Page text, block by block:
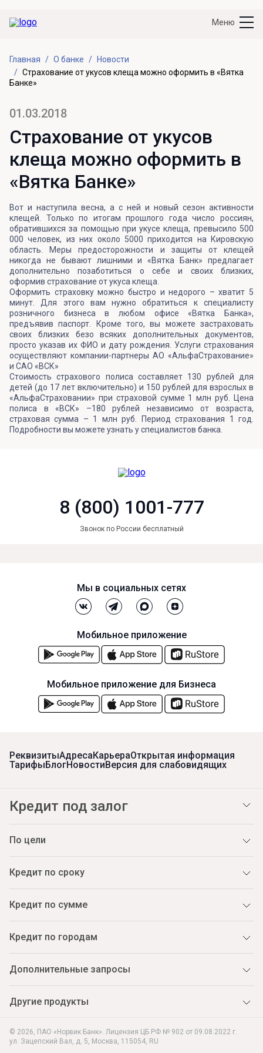
Меню
Главная О банке
Новости
Страхование от укусов клеща можно оформить в «Вятка
Банке»
01.03.2018
Страхование от укусов
клеща можно оформить в
«Вятка Банке»
Вот и наступила весна, а с ней и новый сезон активности
клещей. Только по итогам прошлого года число россиян,
обратившихся за помощью при укусе клеща, превысило 500
000 человек, из них около 5000 приходится на Кировскую
область. Меры предосторожности и защиты от клещей
никогда не бывают лишними и «Вятка Банк» предлагает
дополнительно позаботиться о себе и своих близких,
оформив страхование от укуса клеща.
Оформить страховку можно быстро и недорого – хватит 5
минут. Для этого вам нужно обратиться к специалисту
розничного бизнеса в любом офисе «Вятка Банка»,
предъявив паспорт. Кроме того, вы можете застраховать
своих близких безо всяких дополнительных документов,
просто указав их ФИО и дату рождения. Услуги страхования
осуществляют компании-партнеры АО «АльфаСтрахование»
и САО «ВСК»
Стоимость страхового полиса составляет 130 рублей для
детей (до 17 лет включительно) и 150 рублей для взрослых в
«АльфаСтраховании» при страховой сумме 1 млн руб. Цена
полиса в «ВСК» –180 рублей независимо от возраста,
страховая сумма – 1 млн руб. Период страхования 1 год.
Подробности вы можете узнать у специалистов банка.
8 (800) 1001-777
Звонок по России бесплатный
© 2026, ПАО «Норвик Банк». Лицензия ЦБ РФ № 902 от 09.08.2022 г.
ул. Зацепский Вал, д. 5, Москва, 115054, RU
РеквизитыАдресаКарьераОткрытая информация
ТарифыБлогНовостиВерсия для слабовидящих
Кредит под залог
По цели
Кредит по сроку
Кредит по сумме
Кредит по городам
Дополнительные запросы
Другие продукты
Мы в социальных сетях
Мобильное приложение
Мобильное приложение для Бизнеса